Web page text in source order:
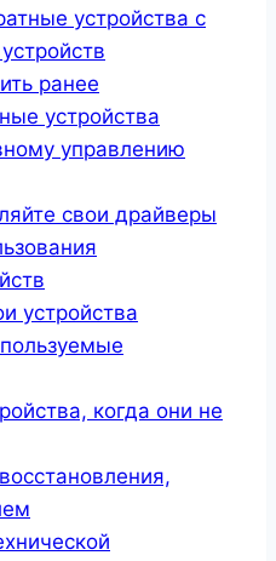
устройства с
ранее
устройства
управлению
свои драйверы
устройства
когда они не